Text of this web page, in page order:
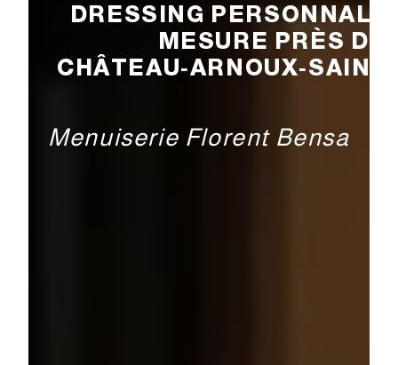
DRESSING
MESURE PRÈS DE
Menuiserie Florent Bensa